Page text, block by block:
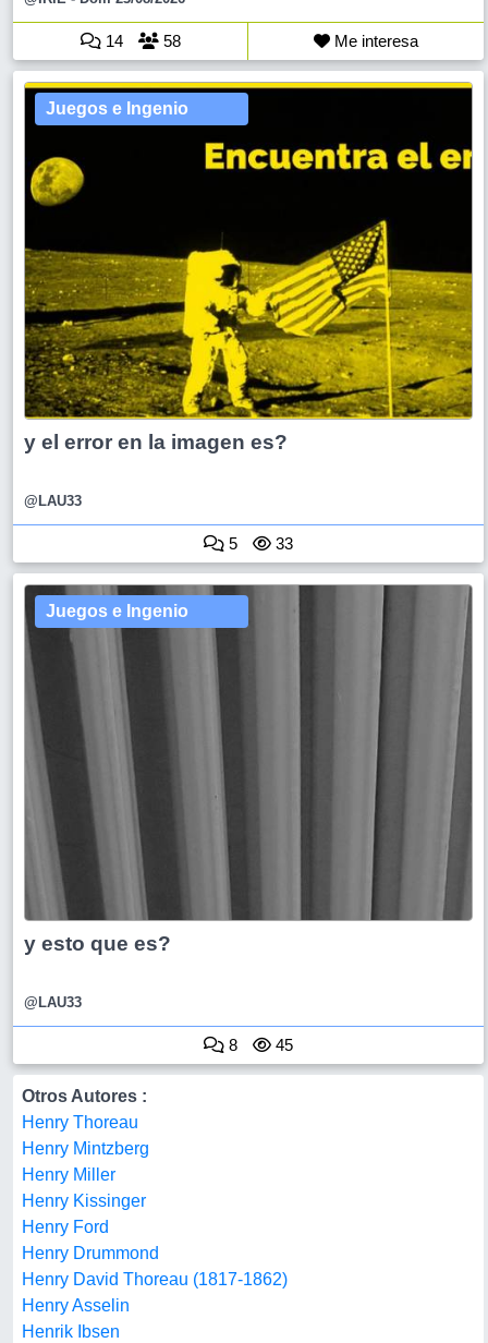
14 58 Me interesa
Juegos e Ingenio
y el error en la imagen es?
@LAU33
5 33
Juegos e Ingenio
y esto que es?
@LAU33
8 45
Otros Autores :
Henry Thoreau
Henry Mintzberg
Henry Miller
Henry Kissinger
Henry Ford
Henry Drummond
Henry David Thoreau (1817-1862)
Henry Asselin
Henrik Ibsen